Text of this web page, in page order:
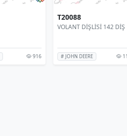
916
T20088
VOLANT DİŞLİSİ 142 DİŞ
# JOHN DEERE